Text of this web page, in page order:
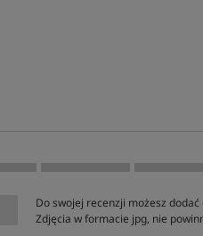
Do swojej recenzji możesz
Zdjęcia w formacie jpg, nie